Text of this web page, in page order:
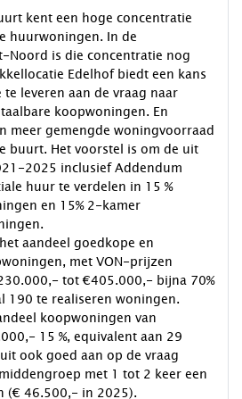
kent een hoge concentratie
huurwoningen. In de
Noord is die concentratie nog
Edelhof biedt een kans
leveren aan de vraag naar
koopwoningen. En
meer gemengde woningvoorraad
buurt. Het voorstel is om de uit
2025 inclusief Addendum
huur te verdelen in 15 %
en 15% 2-kamer
aandeel goedkope en
met VON-prijzen
tot €405.000,- bijna 70%
190 te realiseren woningen.
koopwoningen van
15 %, equivalent aan 29
ook goed aan op de vraag
met 1 tot 2 keer een
(€ 46.500,- in 2025).